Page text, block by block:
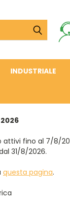
INDUSTRIALE
2026
attivi fino al 7/8/
31/8/2026.
questa pagina.